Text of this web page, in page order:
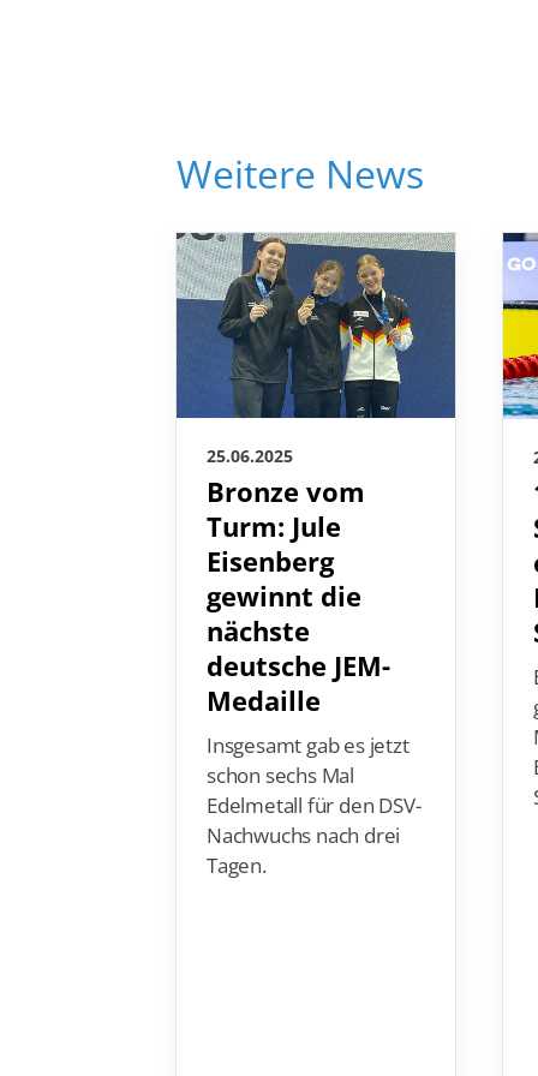
Weitere News
25.06.2025
Bronze vom
Turm: Jule
Eisenberg
gewinnt die
nächste
deutsche JEM-
Medaille
Insgesamt gab es jetzt
schon sechs Mal
Edelmetall für den DSV-
Nachwuchs nach drei
Tagen.